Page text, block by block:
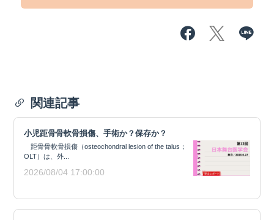
関連記事
小児距骨骨軟骨損傷、手術か？保存か？
距骨骨軟骨損傷（osteochondral lesion of the talus；
OLT）は、外...
2026/08/04 17:00:00